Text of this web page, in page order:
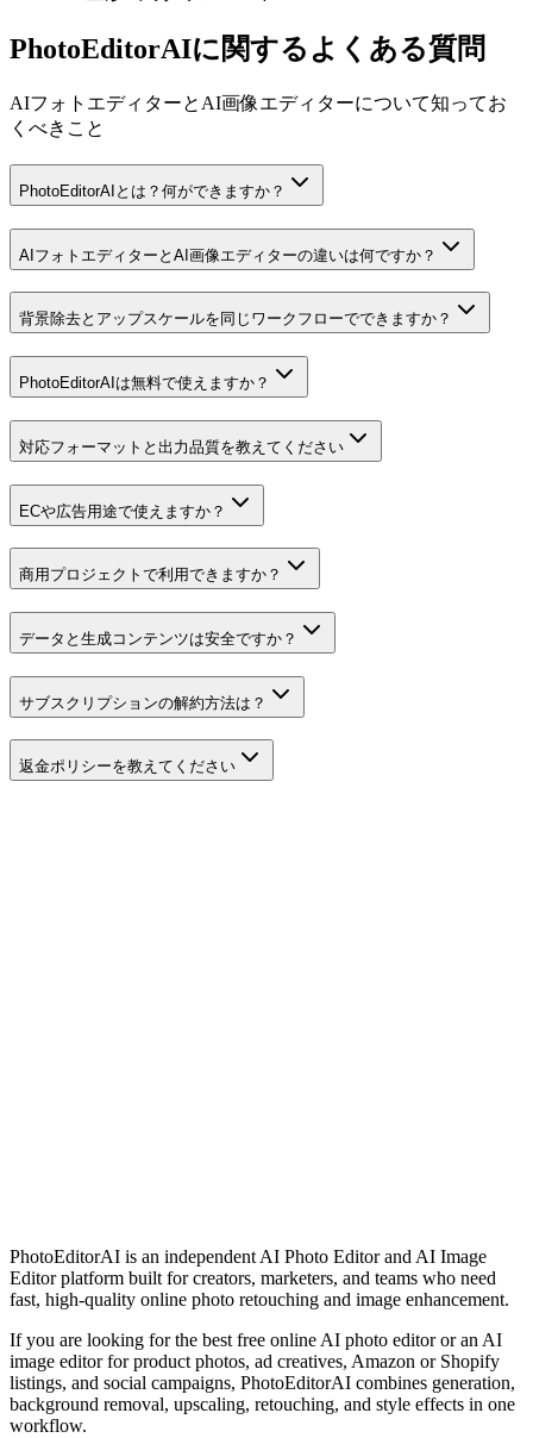
PhotoEditorAIに関するよくある質問
AIフォトエディターとAI画像エディターについて知ってお
くべきこと
PhotoEditorAIとは？何ができますか？
AIフォトエディターとAI画像エディターの違いは何ですか？
背景除去とアップスケールを同じワークフローでできますか？
PhotoEditorAIは無料で使えますか？
対応フォーマットと出力品質を教えてください
ECや広告用途で使えますか？
商用プロジェクトで利用できますか？
データと生成コンテンツは安全ですか？
サブスクリプションの解約方法は？
返金ポリシーを教えてください
PhotoEditorAI is an independent AI Photo Editor and AI Image
Editor platform built for creators, marketers, and teams who need
fast, high-quality online photo retouching and image enhancement.
If you are looking for the best free online AI photo editor or an AI
image editor for product photos, ad creatives, Amazon or Shopify
listings, and social campaigns, PhotoEditorAI combines generation,
background removal, upscaling, retouching, and style effects in one
workflow.